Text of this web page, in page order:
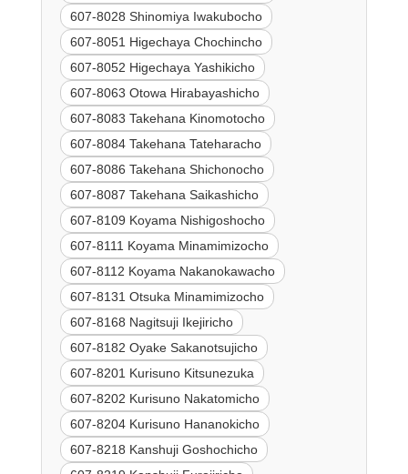
607-8028 Shinomiya Iwakubocho
607-8051 Higechaya Chochincho
607-8052 Higechaya Yashikicho
607-8063 Otowa Hirabayashicho
607-8083 Takehana Kinomotocho
607-8084 Takehana Tateharacho
607-8086 Takehana Shichonocho
607-8087 Takehana Saikashicho
607-8109 Koyama Nishigoshocho
607-8111 Koyama Minamimizocho
607-8112 Koyama Nakanokawacho
607-8131 Otsuka Minamimizocho
607-8168 Nagitsuji Ikejiricho
607-8182 Oyake Sakanotsujicho
607-8201 Kurisuno Kitsunezuka
607-8202 Kurisuno Nakatomicho
607-8204 Kurisuno Hananokicho
607-8218 Kanshuji Goshochicho